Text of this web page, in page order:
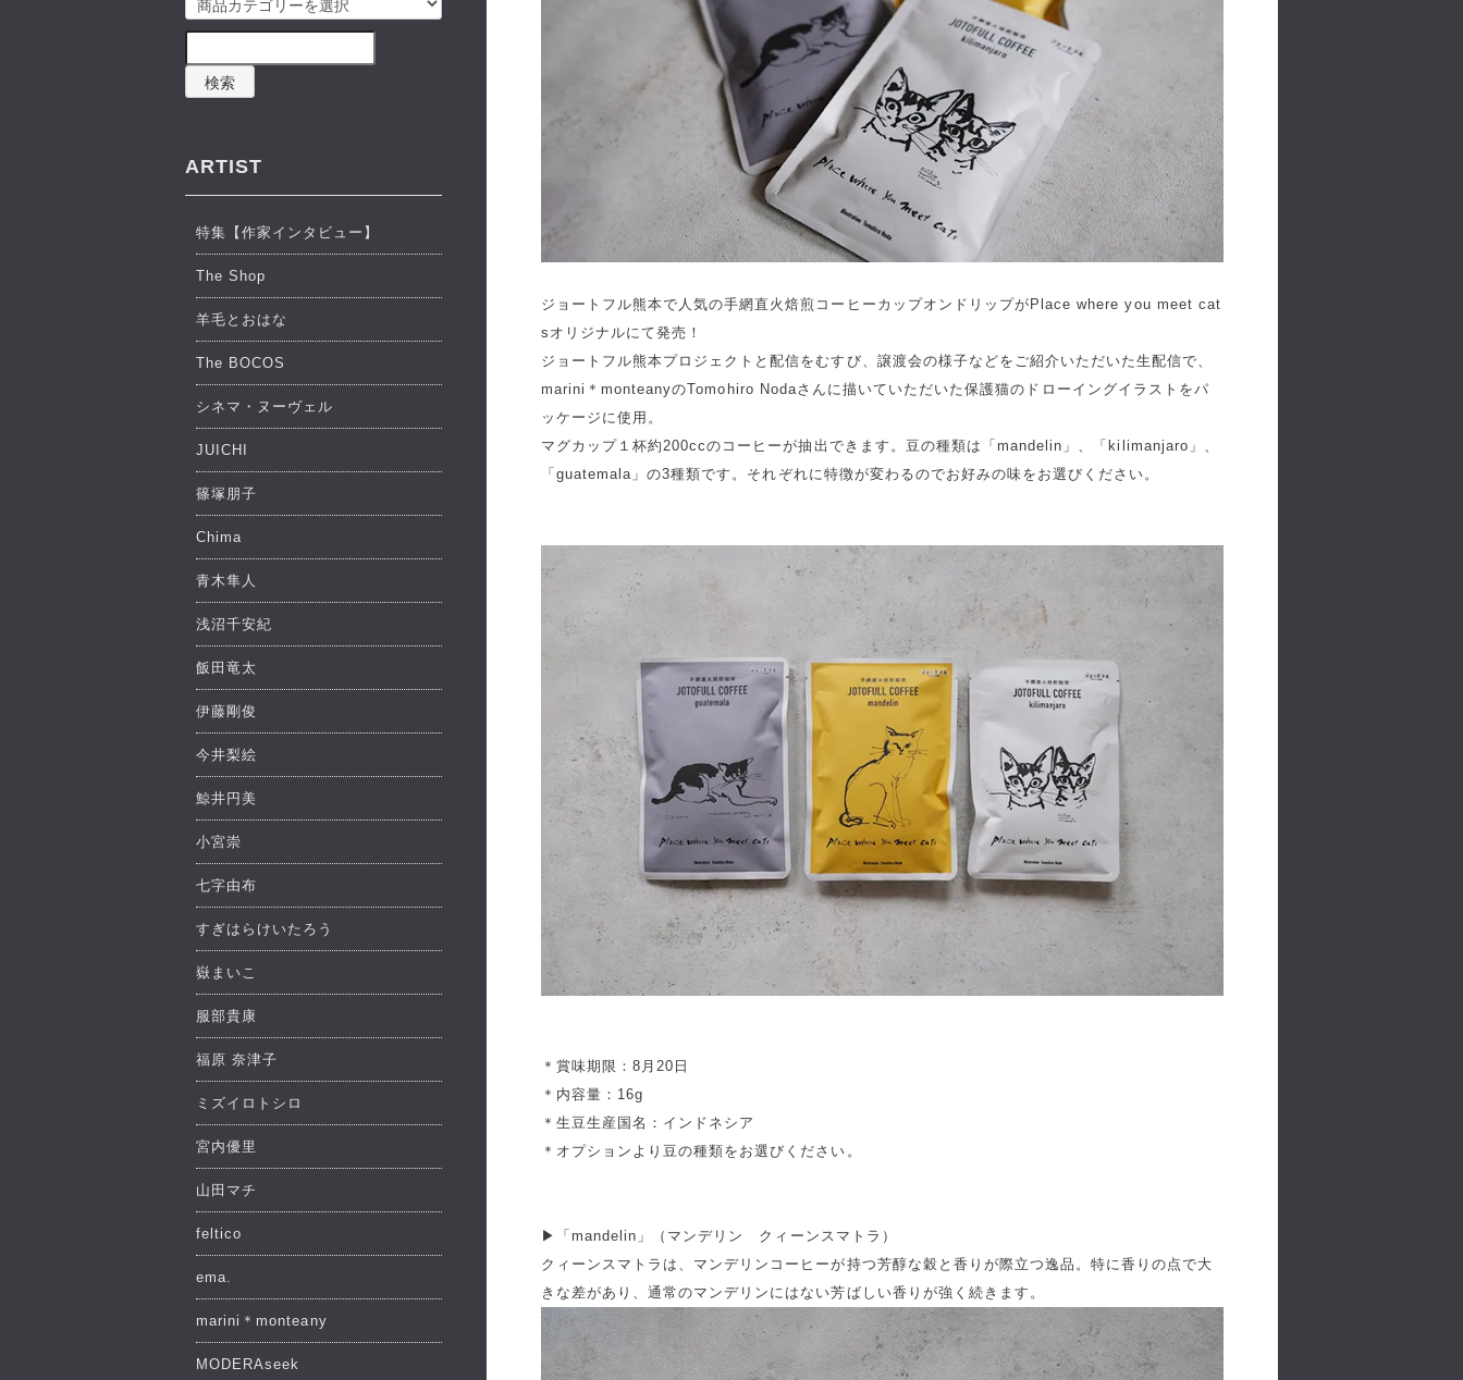
ジョートフル熊本で人気の手網直火焙煎コーヒーカップオンドリップがPlace where you meet cat
sオリジナルにて発売！
ジョートフル熊本プロジェクトと配信をむすび、譲渡会の様子などをご紹介いただいた生配信で、
marini＊monteanyのTomohiro Nodaさんに描いていただいた保護猫のドローイングイラストをパ
ッケージに使用。
マグカップ１杯約200ccのコーヒーが抽出できます。豆の種類は「mandelin」、「kilimanjaro」、
「guatemala」の3種類です。それぞれに特徴が変わるのでお好みの味をお選びください。
＊賞味期限：8月20日
＊内容量：16g
＊生豆生産国名：インドネシア
＊オプションより豆の種類をお選びください。
▶︎「mandelin」（マンデリン クィーンスマトラ）
クィーンスマトラは、マンデリンコーヒーが持つ芳醇な穀と香りが際立つ逸品。特に香りの点で大
きな差があり、通常のマンデリンにはない芳ばしい香りが強く続きます。
検索
ARTIST
特集【作家インタビュー】
The Shop
羊毛とおはな
The BOCOS
シネマ・ヌーヴェル
JUICHI
篠塚朋子
Chima
青木隼人
浅沼千安紀
飯田竜太
伊藤剛俊
今井梨絵
鯨井円美
小宮崇
七字由布
すぎはらけいたろう
嶽まいこ
服部貴康
福原 奈津子
ミズイロトシロ
宮内優里
山田マチ
feltico
ema.
marini＊monteany
MODERAseek